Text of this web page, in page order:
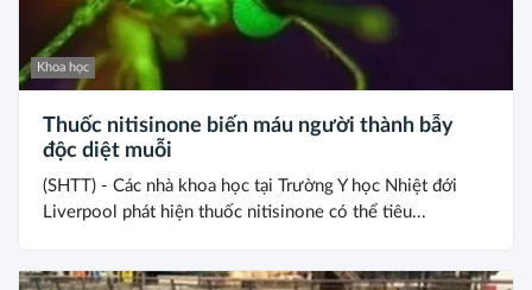
Khoa học
Thuốc nitisinone biến máu người thành bẫy
độc diệt muỗi
(SHTT) - Các nhà khoa học tại Trường Y học Nhiệt đới
Liverpool phát hiện thuốc nitisinone có thể tiêu...